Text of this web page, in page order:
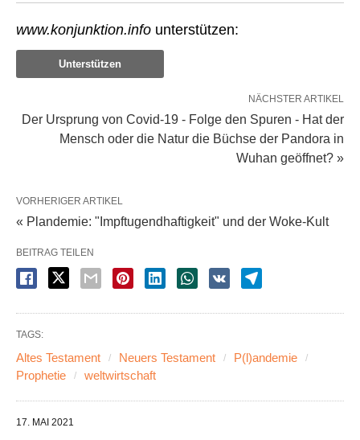
www.konjunktion.info unterstützen:
Unterstützen
NÄCHSTER ARTIKEL
Der Ursprung von Covid-19 - Folge den Spuren - Hat der
Mensch oder die Natur die Büchse der Pandora in
Wuhan geöffnet? »
VORHERIGER ARTIKEL
« Plandemie: "Impftugendhaftigkeit" und der Woke-Kult
BEITRAG TEILEN
TAGS:
Altes Testament Neuers Testament
P(l)andemie
Prophetie
weltwirtschaft
17. MAI 2021